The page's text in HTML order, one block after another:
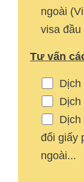
ngoài
visa đầu
Tư vấn
Dịch
Dịch
đổi giấy
ngoài...